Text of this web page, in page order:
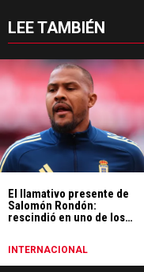
LEE TAMBIÉN
El llamativo presente de
Salomón Rondón:
rescindió en uno de los
INTERNACIONAL